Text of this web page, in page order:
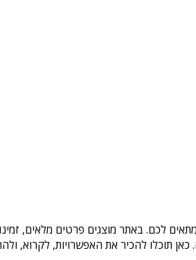
לכם. באתר מוצגים פרטים מלאים,
תוכלו להכיר את האפשרויות, לקרוא,